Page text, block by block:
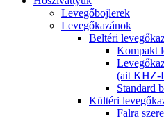
Levegőbojlerek
Levegőkazánok
Beltéri
Kompakt
(ait KHZ-
Standard
Kültéri
Falra